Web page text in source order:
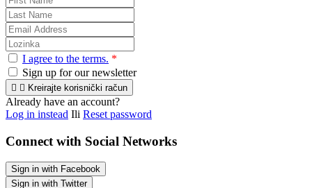
I agree to the terms. *
Sign up for our newsletter
  Kreirajte korisnički račun
Already have an account?
Log in instead Ili Reset password
Connect with Social Networks
Sign in with Facebook
Sign in with Twitter